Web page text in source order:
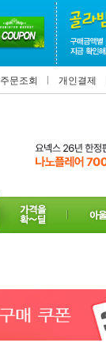
주문조회 개인결제